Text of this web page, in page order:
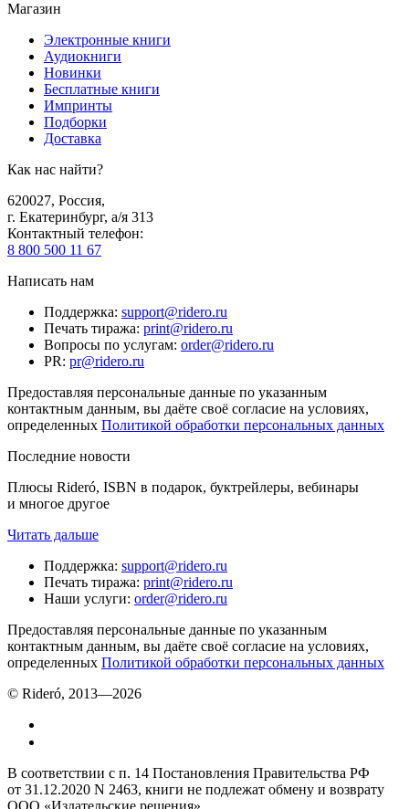
Магазин
Электронные книги
Аудиокниги
Новинки
Бесплатные книги
Импринты
Подборки
Доставка
Как нас найти?
620027, Россия,
г. Екатеринбург, а/я 313
Контактный телефон:
8 800 500 11 67
Написать нам
Поддержка: support@ridero.ru
Печать тиража: print@ridero.ru
Вопросы по услугам: order@ridero.ru
PR: pr@ridero.ru
Предоставляя персональные данные по указанным
контактным данным, вы даёте своё согласие на условиях,
определенных Политикой обработки персональных данных
Последние новости
Плюсы Rideró, ISBN в подарок, буктрейлеры, вебинары
и многое другое
Читать дальше
Поддержка: support@ridero.ru
Печать тиража: print@ridero.ru
Наши услуги: order@ridero.ru
Предоставляя персональные данные по указанным
контактным данным, вы даёте своё согласие на условиях,
определенных Политикой обработки персональных данных
© Rideró, 2013—2026
В соответствии с п. 14 Постановления Правительства РФ
от 31.12.2020 N 2463, книги не подлежат обмену и возврату
ООО «Издательские решения»